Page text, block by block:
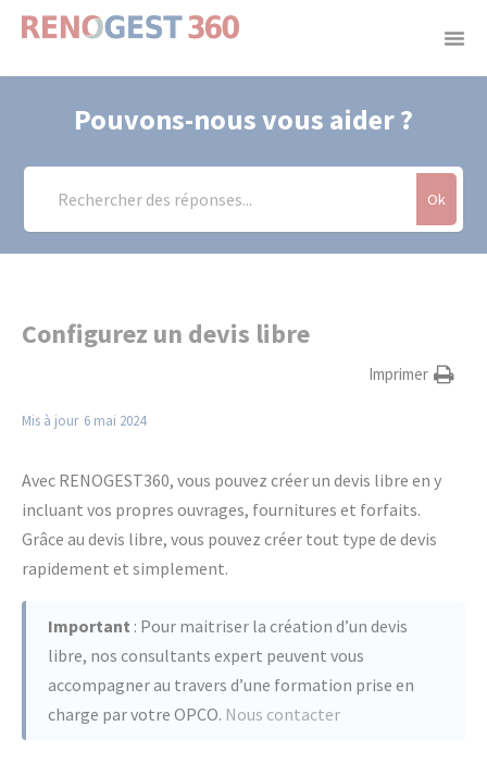
Pouvons-nous vous aider ?
Ok
Configurez un devis libre
Imprimer
Mis à jour 6 mai 2024
Avec RENOGEST360, vous pouvez créer un devis libre en y
incluant vos propres ouvrages, fournitures et forfaits.
Grâce au devis libre, vous pouvez créer tout type de devis
rapidement et simplement.
Important : Pour maitriser la création d’un devis
libre, nos consultants expert peuvent vous
accompagner au travers d’une formation prise en
charge par votre OPCO. Nous contacter
Panneau de gestion des cookies